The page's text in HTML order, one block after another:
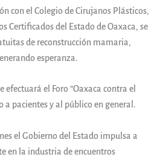
con el Colegio de Cirujanos Plásticos,
Certificados del Estado de Oaxaca, se
de reconstrucción mamaria,
esperanza.
efectuará el Foro “Oaxaca contra el
a pacientes y al público en general.
el Gobierno del Estado impulsa a
en la industria de encuentros